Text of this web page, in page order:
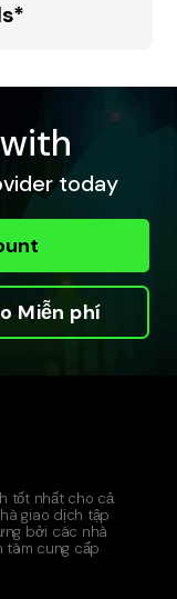
today
Miễn phí
tốt nhất cho cả
giao dịch tập
bởi các nhà
tâm cung cấp